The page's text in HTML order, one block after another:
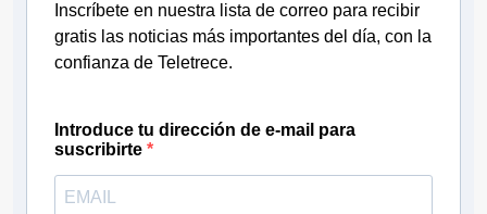
Inscríbete en nuestra lista de correo para recibir
gratis las noticias más importantes del día, con la
confianza de Teletrece.
Introduce tu dirección de e-mail para
suscribirte